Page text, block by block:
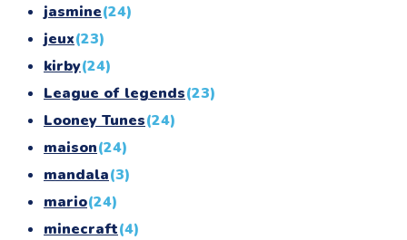
jasmine(24)
jeux(23)
kirby(24)
League of legends(23)
Looney Tunes(24)
maison(24)
mandala(3)
mario(24)
minecraft(4)